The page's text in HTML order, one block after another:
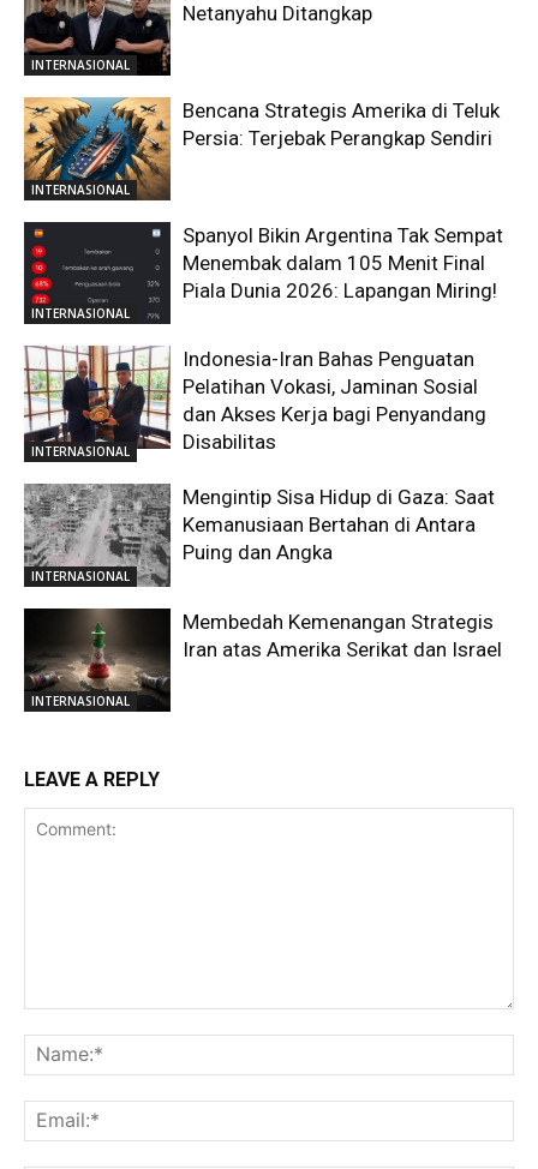
INTERNASIONAL
Netanyahu Ditangkap
INTERNASIONAL
Bencana Strategis Amerika di Teluk
Persia: Terjebak Perangkap Sendiri
INTERNASIONAL
Spanyol Bikin Argentina Tak Sempat
Menembak dalam 105 Menit Final
Piala Dunia 2026: Lapangan Miring!
INTERNASIONAL
Indonesia-Iran Bahas Penguatan
Pelatihan Vokasi, Jaminan Sosial
dan Akses Kerja bagi Penyandang
Disabilitas
INTERNASIONAL
Mengintip Sisa Hidup di Gaza: Saat
Kemanusiaan Bertahan di Antara
Puing dan Angka
INTERNASIONAL
Membedah Kemenangan Strategis
Iran atas Amerika Serikat dan Israel
LEAVE A REPLY